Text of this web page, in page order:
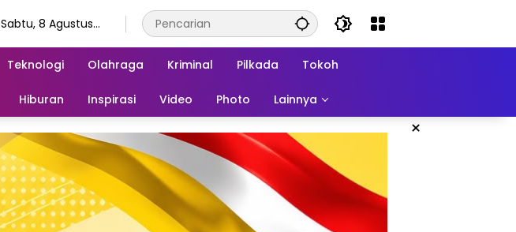
Sabtu, 8 Agustus
Teknologi Olahraga Kriminal Pilkada Tokoh
Hiburan Inspirasi Video Photo Lainnya
×